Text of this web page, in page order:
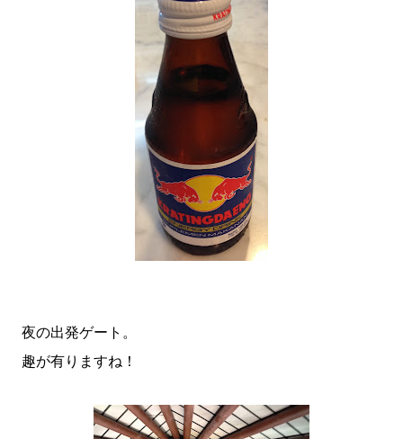
夜の出発ゲート。
趣が有りますね！